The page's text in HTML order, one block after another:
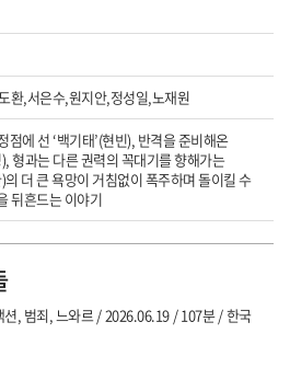
환,서은수,원지안,정성일,노재원
점에 선 ‘백기태’(현빈), 반격을 준비해온
형과는 다른 권력의 꼭대기를 향해가는
의 더 큰 욕망이 거침없이 폭주하며 돌이킬 수
뒤흔드는 이야기
, 범죄, 느와르 2026.06.19 107분 한국